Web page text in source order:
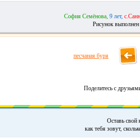
София Семёнова, 9 лет,
Рисунок выполнен
песчаная буря
Поделитесь с
Оставь свой
как тебя зовут,